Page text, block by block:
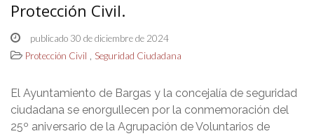
Protección Civil.
publicado 30 de diciembre de 2024
Protección Civil , Seguridad Ciudadana
El Ayuntamiento de Bargas y la concejalía de seguridad
ciudadana se enorgullecen por la conmemoración del
25º aniversario de la Agrupación de Voluntarios de